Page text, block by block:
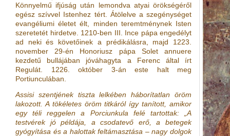
Könnyelmű ifjúság után lemondva atyai örökségéről
egész szívvel Istenhez tért. Átölelve a szegénységet
evangéliumi életet élt, minden teremtménynek Isten
szeretetét hirdetve. 1210-ben III. Ince pápa engedélyt
ad neki és követőinek a prédikálásra, majd 1223.
november 29-én Honoriusz pápa Solet annuere
kezdetű bullájában jóváhagyta a Ferenc által írt
Regulát. 1226. október 3-án este halt meg
Portiunculában.
Assisi szentjének tiszta lelkében háborítatlan öröm
lakozott. A tökéletes öröm titkáról így tanított, amikor
egy téli reggelen a Porciunkula felé tartottak: „A
testvérek jó példája, a csodatevő erő, a betegek
gyógyítása és a halottak feltámasztása – nagy dolgok